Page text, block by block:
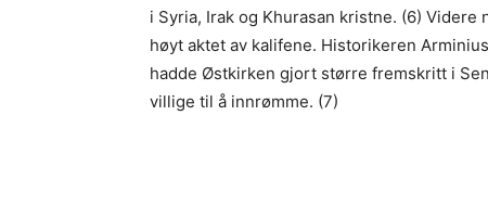
i Syria, Irak og Khurasan kristne. (6)
høyt aktet av kalifene. Historikeren
hadde Østkirken gjort større fremskritt i
villige til å innrømme. (7)